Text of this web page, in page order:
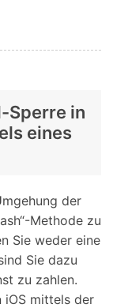
Sperre in
eines
der
Methode zu
Sie weder eine
Sie dazu
zu zahlen.
iOS mittels der